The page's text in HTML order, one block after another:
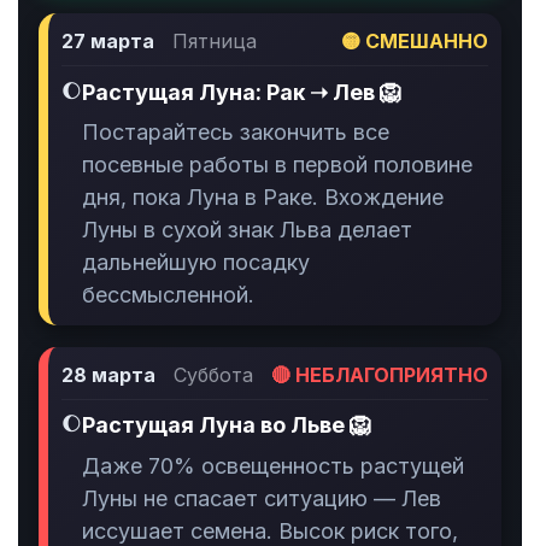
27 марта Пятница 🟡 СМЕШАННО
🌔Растущая Луна: Рак ➝ Лев 🦁
Постарайтесь закончить все
посевные работы в первой половине
дня, пока Луна в Раке. Вхождение
Луны в сухой знак Льва делает
дальнейшую посадку
бессмысленной.
28 марта Суббота 🔴 НЕБЛАГОПРИЯТНО
🌔Растущая Луна во Льве 🦁
Даже 70% освещенность растущей
Луны не спасает ситуацию — Лев
иссушает семена. Высок риск того,